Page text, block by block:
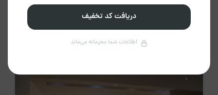
استان تهران، تهران
80 متر
3،850،000 تومان
دریافت کد تخفیف
اطلاعات شما محرمانه می‌ماند